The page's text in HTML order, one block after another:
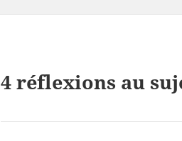
4 réflexions au